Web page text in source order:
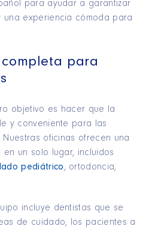
para ayudar a garantizar
una experiencia cómoda para
para
objetivo es hacer que la
y conveniente para las
oficinas ofrecen una
un solo lugar, incluidos
pediátrico, ortodoncia,
incluye dentistas que se
de cuidado, los pacientes a